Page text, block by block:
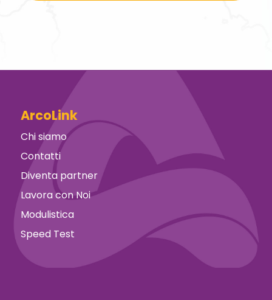
ArcoLink
Chi siamo
Contatti
Diventa partner
Lavora con Noi
Modulistica
Speed Test